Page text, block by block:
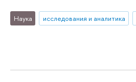
Наука исследования и аналитика